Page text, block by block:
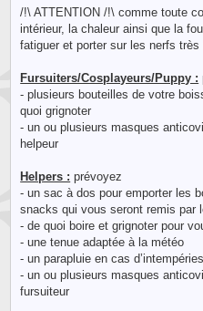
/!\ ATTENTION /!\ comme toute
intérieur, la chaleur ainsi que la
fatiguer et porter sur les nerfs très
Fursuiters/Cosplayeurs/Puppy :
- plusieurs bouteilles de votre
quoi grignoter
- un ou plusieurs masques
helpeur
Helpers : prévoyez
- un sac à dos pour emporter les
snacks qui vous seront remis par
- de quoi boire et grignoter pour
- une tenue adaptée à la météo
- un parapluie en cas d’intempéries.
- un ou plusieurs masques
fursuiteur